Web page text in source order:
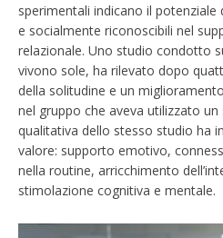
sperimentali indicano il
e socialmente riconoscibili nel
relazionale. Uno studio condotto
vivono sole, ha rilevato dopo
della solitudine e un
nel gruppo che aveva utilizzato un
qualitativa dello stesso studio ha
valore: supporto emotivo,
nella routine, arricchimento
stimolazione cognitiva e mentale.